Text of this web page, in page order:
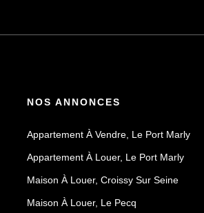
NOS ANNONCES
Appartement À Vendre, Le Port Marly
Appartement À Louer, Le Port Marly
Maison À Louer, Croissy Sur Seine
Maison À Louer, Le Pecq